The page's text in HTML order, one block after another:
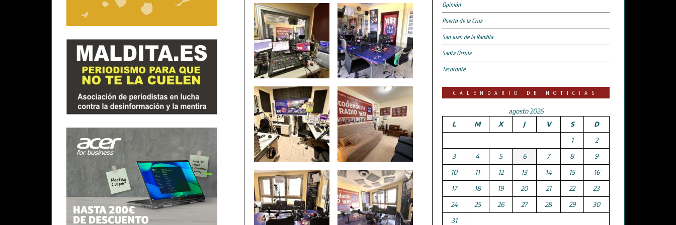
Opinión
Puerto de la Cruz
San Juan de la Rambla
Santa Úrsula
Tacoronte
CALENDARIO DE NOTICIAS
agosto 2026
L
M X J V S
D
1
2
3
4 5 6 7 8
9
10
11 12 13 14 15
16
17
18 19 20 21 22
23
24
25 26 27 28 29
30
31